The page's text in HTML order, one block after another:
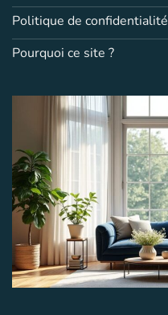
Politique de confidentialité
Pourquoi ce site ?